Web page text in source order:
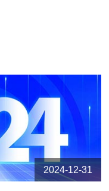
2024-12-31